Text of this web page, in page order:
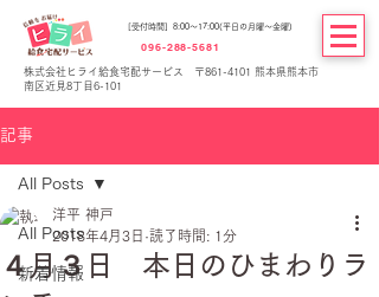
[受付時間] 8:00～17:00(平日の月曜～金曜)
096-288-5681
株式会社ヒライ給食宅配サービス 〒861-4101 熊本県熊本市
南区近見8丁目6-101
記事
All Posts
新着情報
All Posts
４月３日 本日のひまわりラ
洋平 神戸
2018年4月3日 読了時間: 1分